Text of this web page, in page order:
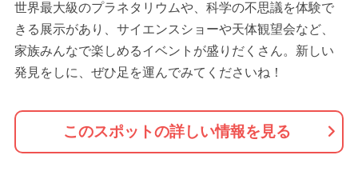
世界最大級のプラネタリウムや、科学の不思議を体験で
きる展示があり、サイエンスショーや天体観望会など、
家族みんなで楽しめるイベントが盛りだくさん。新しい
発見をしに、ぜひ足を運んでみてくださいね！
このスポットの詳しい情報を見る